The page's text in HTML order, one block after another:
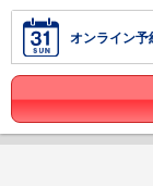
オンライン予